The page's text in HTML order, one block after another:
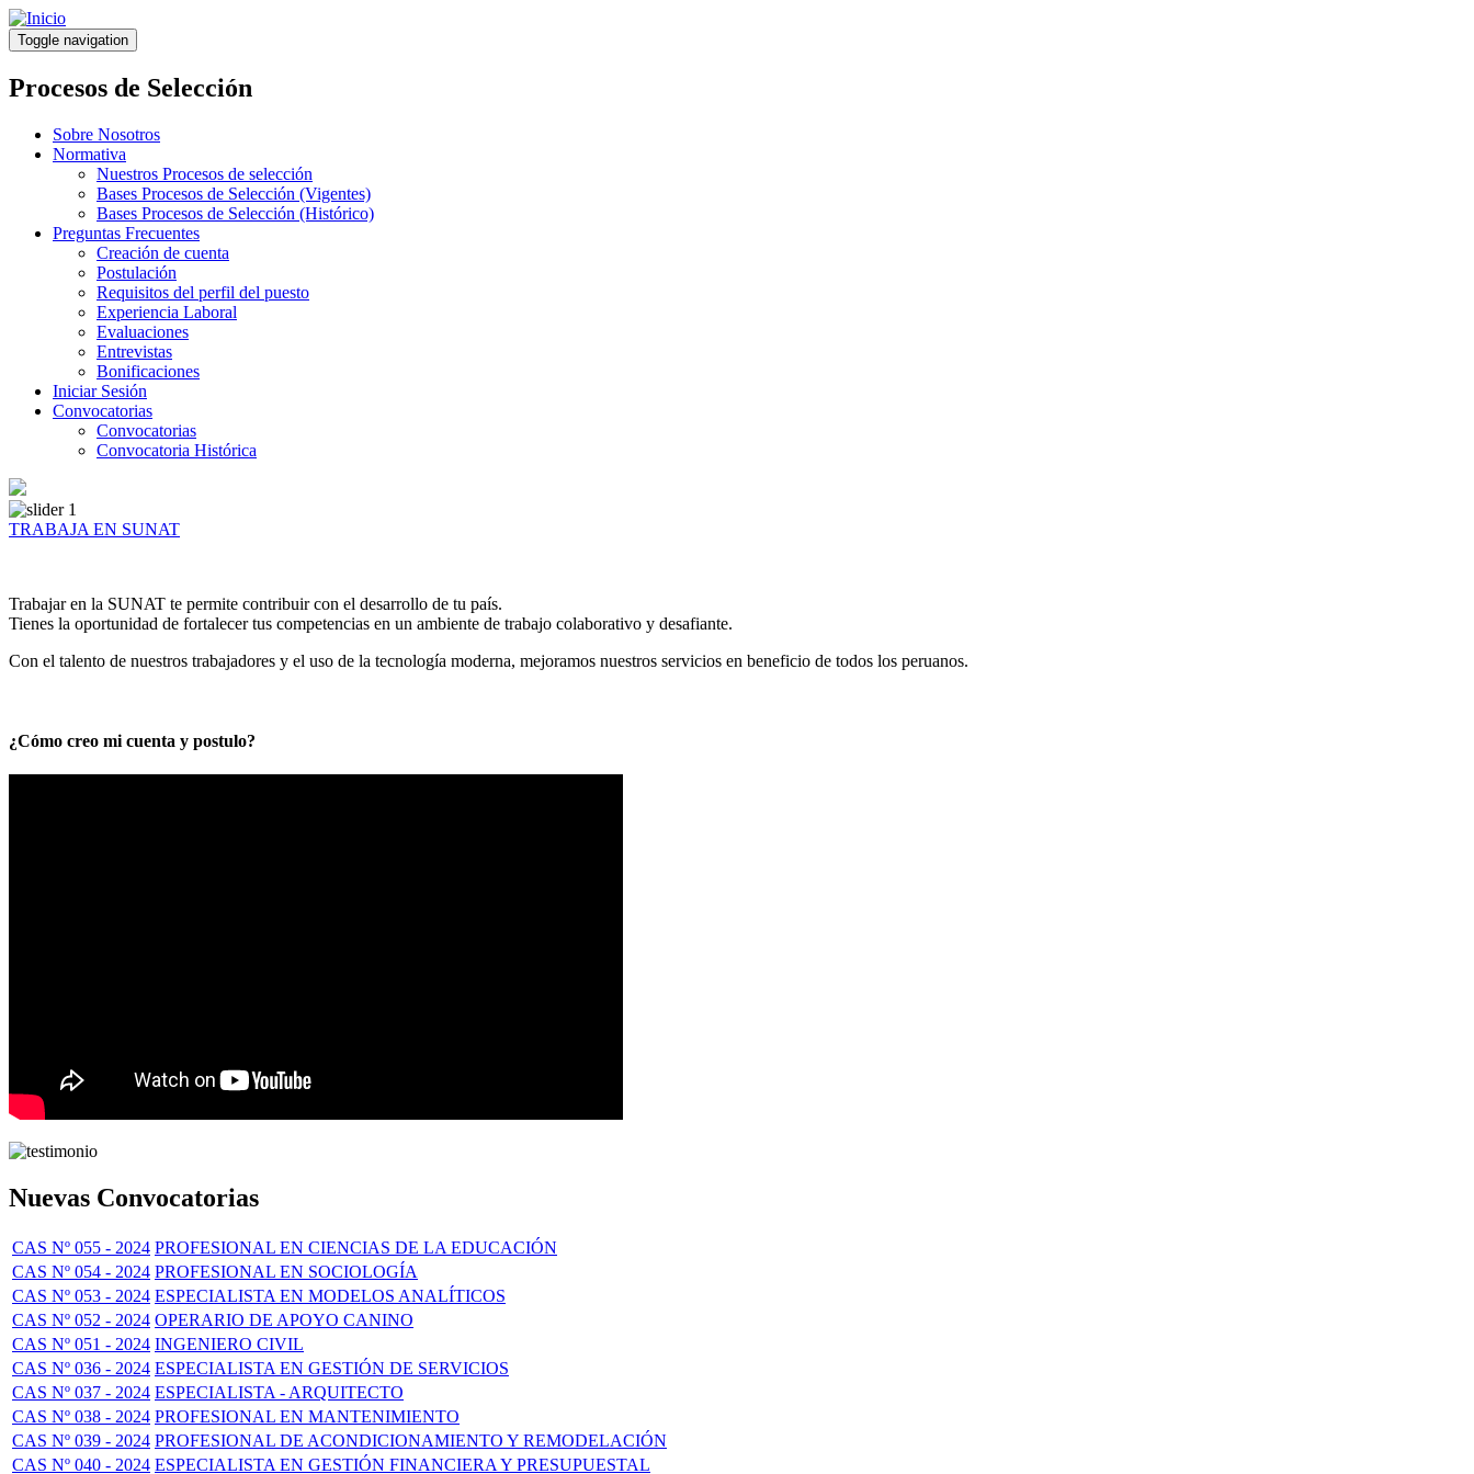
Pasar
al
contenido
principal
Toggle navigation
Procesos de Selección
Sobre Nosotros
Normativa
Nuestros Procesos de selección
Bases Procesos de Selección (Vigentes)
Bases Procesos de Selección (Histórico)
Preguntas Frecuentes
Creación de cuenta
Postulación
Requisitos del perfil del puesto
Experiencia Laboral
Evaluaciones
Entrevistas
Bonificaciones
Iniciar Sesión
Convocatorias
Convocatorias
Convocatoria Histórica
TRABAJA EN SUNAT
Trabajar en la SUNAT te permite contribuir con el desarrollo de tu país.
Tienes la oportunidad de fortalecer tus competencias en un ambiente de trabajo colaborativo y desafiante.
Con el talento de nuestros trabajadores y el uso de la tecnología moderna, mejoramos nuestros servicios en beneficio de todos los peruanos.
¿Cómo creo mi cuenta y postulo?
Nuevas Convocatorias
CAS Nº 055 - 2024 PROFESIONAL EN CIENCIAS DE LA EDUCACIÓN
CAS Nº 054 - 2024 PROFESIONAL EN SOCIOLOGÍA
CAS Nº 053 - 2024 ESPECIALISTA EN MODELOS ANALÍTICOS
CAS Nº 052 - 2024 OPERARIO DE APOYO CANINO
CAS Nº 051 - 2024 INGENIERO CIVIL
CAS Nº 036 - 2024 ESPECIALISTA EN GESTIÓN DE SERVICIOS
CAS Nº 037 - 2024 ESPECIALISTA - ARQUITECTO
CAS Nº 038 - 2024 PROFESIONAL EN MANTENIMIENTO
CAS Nº 039 - 2024 PROFESIONAL DE ACONDICIONAMIENTO Y REMODELACIÓN
CAS Nº 040 - 2024 ESPECIALISTA EN GESTIÓN FINANCIERA Y PRESUPUESTAL